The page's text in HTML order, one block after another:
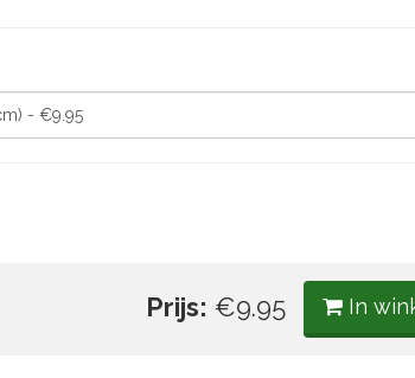
In
Prijs: €9.95